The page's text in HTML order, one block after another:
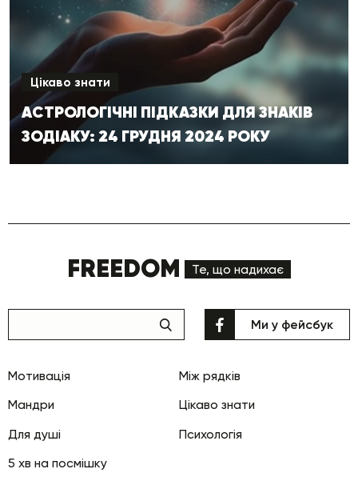
Цікаво знати
АСТРОЛОГІЧНІ ПІДКАЗКИ ДЛЯ ЗНАКІВ
ЗОДІАКУ: 24 ГРУДНЯ 2024 РОКУ
FREEDOM Те, що надихає
Мотивація
Між рядків
Мандри
Цікаво знати
Для душі
Психологія
5 хв на посмішку
Ми у фейсбук